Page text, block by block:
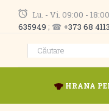
Lu. - Vi. 09:00 -
635949 ; ☎ +373 68
HRANA